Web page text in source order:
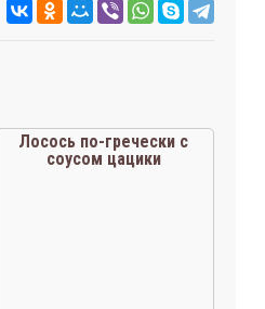
Лосось по-гречески с
соусом цацики